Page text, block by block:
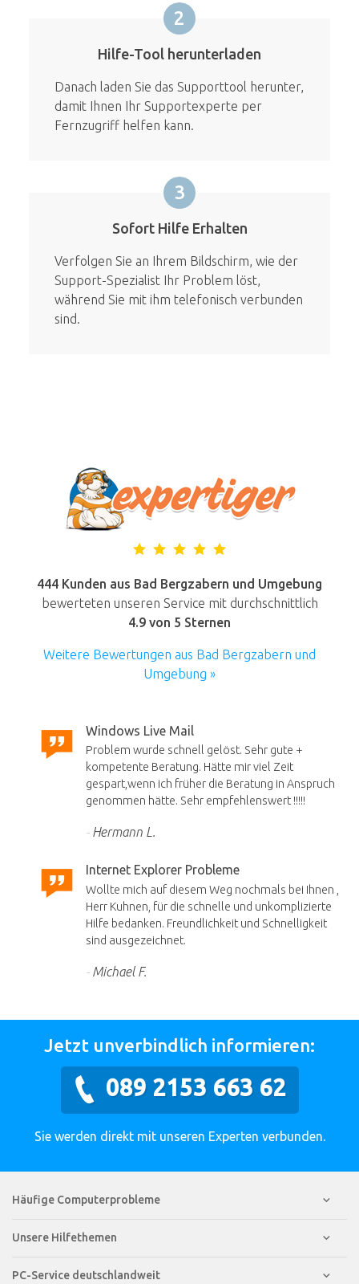
2
Hilfe-Tool herunterladen
Danach laden Sie das Supporttool herunter,
damit Ihnen Ihr Supportexperte per
Fernzugriff helfen kann.
3
Sofort Hilfe Erhalten
Verfolgen Sie an Ihrem Bildschirm, wie der
Support-Spezialist Ihr Problem löst,
während Sie mit ihm telefonisch verbunden
sind.
444 Kunden aus Bad Bergzabern und Umgebung
bewerteten unseren Service mit durchschnittlich
4.9 von 5 Sternen
Weitere Bewertungen aus Bad Bergzabern und
Umgebung »
Windows Live Mail
Problem wurde schnell gelöst. Sehr gute +
kompetente Beratung. Hätte mir viel Zeit
gespart,wenn ich früher die Beratung in Anspruch
genommen hätte. Sehr empfehlenswert !!!!!
Hermann L.
Internet Explorer Probleme
Wollte mich auf diesem Weg nochmals bei Ihnen ,
Herr Kuhnen, für die schnelle und unkomplizierte
Hilfe bedanken. Freundlichkeit und Schnelligkeit
sind ausgezeichnet.
Michael F.
Jetzt unverbindlich informieren:
089 2153 663 62
Sie werden direkt mit unseren Experten verbunden.
Häufige Computerprobleme
Unsere Hilfethemen
PC-Service deutschlandweit